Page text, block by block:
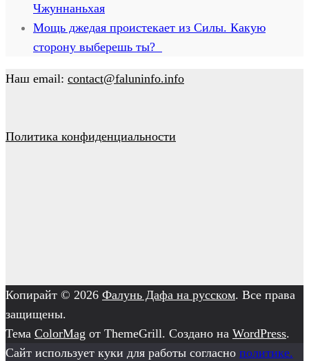
Чжуннаньхая
Мощь джедая проистекает из Силы. Какую
сторону выберешь ты?
Наш email: contact@faluninfo.info
Политика конфиденциальности
Копирайт © 2026 Фалунь Дафа на русском. Все права
защищены.
Тема ColorMag от ThemeGrill. Создано на WordPress.
Сайт использует куки для работы согласно политике.